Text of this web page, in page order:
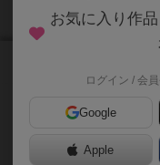
怪異溢れる志怪
お気に入り作
ログイン / 会
Google
Apple